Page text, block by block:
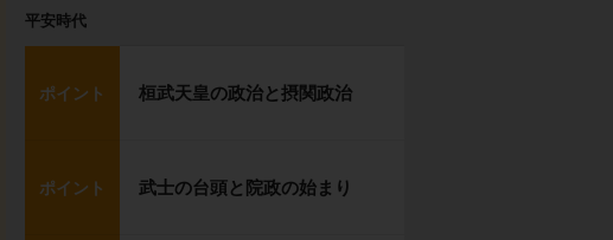
平安時代
ポイント 桓武天皇の政治と摂関政治
ポイント 武士の台頭と院政の始まり